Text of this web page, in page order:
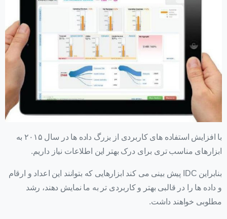
با افزایش استفاده های کاربردی از بزرگ داده ها در سال ۲۰۱۵ به
ابزارهای مناسب تری برای درک بهتر این اطلاعات نیاز داریم.
بنابراین IDC پیش بینی می کند ابزارهایی که بتوانند این اعداد و ارقام
و داده ها را در قالبی بهتر و کاربردی تر به ما نمایش دهند، رشد
مطلوبی خواهند داشت.